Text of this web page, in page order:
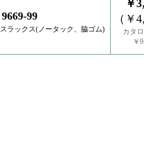
9669-99
スラックス(ノータック、脇ゴム)
￥
（￥
カタ
￥